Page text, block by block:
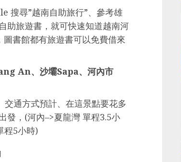
搜尋”越南自助旅行”、參考雄
助旅遊書，就可快速知道越南河
書館都有旅遊書可以免費借來
An、沙壩Sapa、河內市
通方式預計、在這景點要花多
發，(河內–>夏龍灣 單程3.5小
程5小時)